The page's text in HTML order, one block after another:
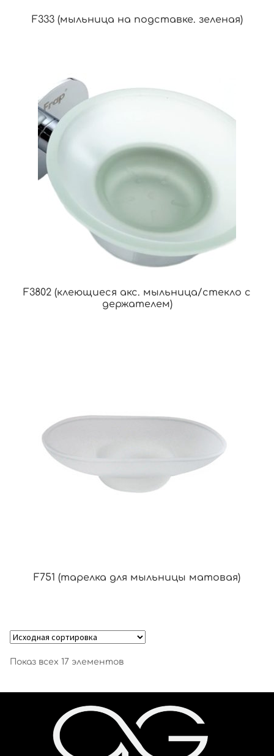
F333 (мыльница на подставке. зеленая)
F3802 (клеющиеся акс. мыльница/стекло с
держателем)
F751 (тарелка для мыльницы матовая)
Показ всех 17 элементов